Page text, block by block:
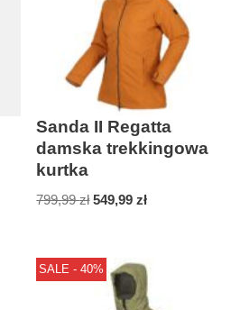
Sanda II Regatta
damska trekkingowa
kurtka
799,99zł 549,99zł
SALE - 40%